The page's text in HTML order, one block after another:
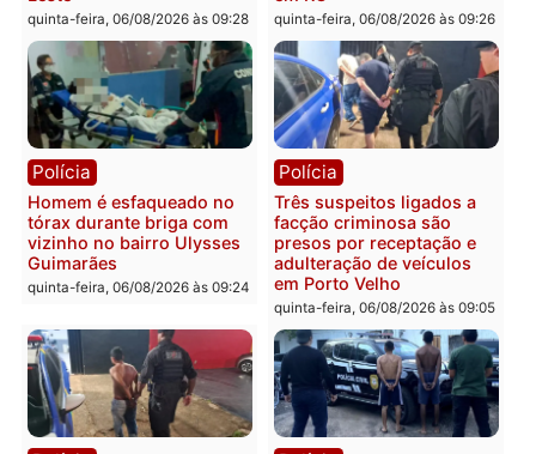
Polícia
Tragédia na BR-364:
colisão entre caminhão e
carro deixa quatro mortos
em Porto Velho
quinta-feira, 06/08/2026 às 20:51
Política
Ministro Dias Tofolli , do
TSE, determina
e processamento da
que pode levar à perda
mandato da prefeita de
Pimenta Bueno
quinta-feira, 06/08/2026 às
Polícia Polícia